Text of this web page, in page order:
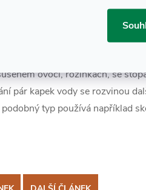
revoluci v Čechách, na tuto
Byla pojmenována po starém
ovoci, rozinkách, se
pár kapek vody se rozvinou
typ používá například